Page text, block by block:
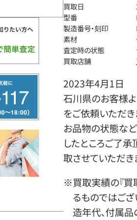
買取日
型番
製造番号・刻印
素材
査定時の状態
買取店舗
2023年4月1日
石川県のお客様よ
をご依頼いただき
お品物の状態など
したところご了
取させていただき
※買取実績の『買
るものではござ
造年代、付属品